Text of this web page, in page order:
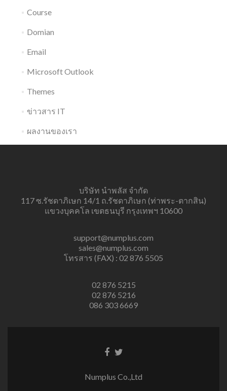
Course
Domian
Email
Microsoft Outlook
Themes
ข่าวสาร IT
ผลงานของเรา
บริษัท นำพลัส จำกัด
117 ซ.รัชดาภิเษก 14/1 ถ.รัชดาภิเษก (ท่าพระ-ตากสิน)
แขวงบุคคโล เขตธนบุรี กรุงเทพฯ 10600
support@numplus.com
sales@numplus.com
โทรสาร (FAX) : 02 876 5505
02 876 5215
02 876 5216
086 303 6669
Facebook
Twitter
Numplus Co.,Ltd